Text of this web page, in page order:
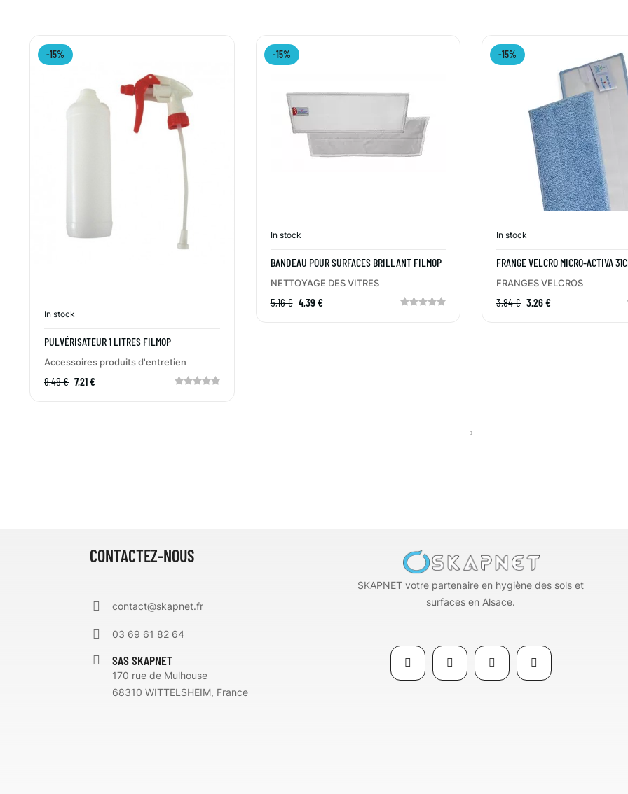
-15%
In stock
PULVÉRISATEUR 1 LITRES FILMOP
Accessoires produits d'entretien
8,48 € 7,21 €
-15%
In stock
BANDEAU POUR SURFACES BRILLANT FILMOP
NETTOYAGE DES VITRES
5,16 € 4,39 €
-15%
In stock
FRANGE VELCRO MICRO-ACTIVA
FRANGES VELCROS
3,84 € 3,26 €
CONTACTEZ-NOUS
contact@skapnet.fr
03 69 61 82 64
SAS SKAPNET
170 rue de Mulhouse
68310 WITTELSHEIM, France
SKAPNET votre partenaire en hygiène des sols et
surfaces en Alsace.